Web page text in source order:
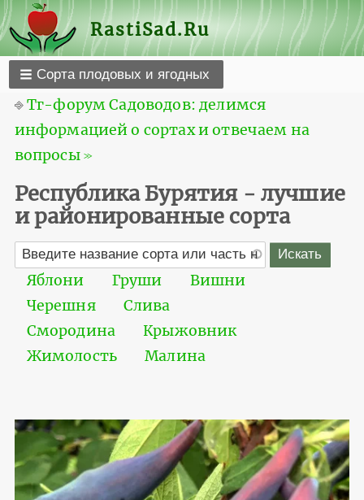
RastiSad.Ru
Сорта плодовых и ягодных
⎆Тг-форум Садоводов: делимся
информацией о сортах и отвечаем на
вопросы ≫
Республика Бурятия - лучшие
и районированные сорта
Яблони Груши
Вишни
Черешня
Слива
Смородина
Крыжовник
Жимолость
Малина